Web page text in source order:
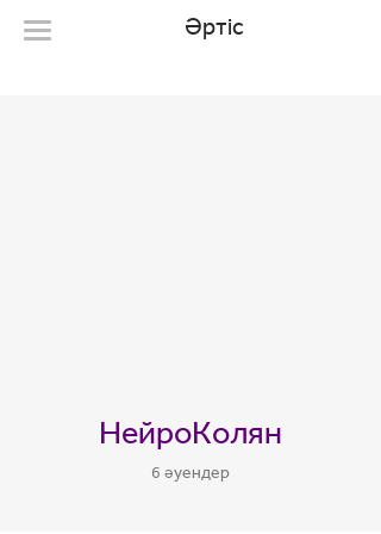
Әртіс
НейроКолян
6 әуендер